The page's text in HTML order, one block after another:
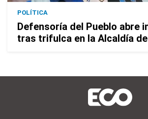
POLÍTICA
Defensoría del Pueblo abre
tras trifulca en la Alcaldía de